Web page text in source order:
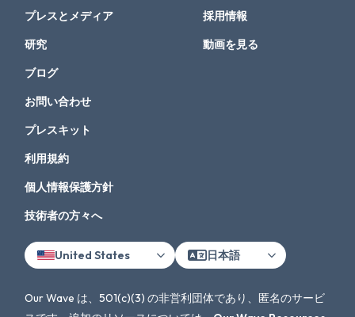
プレスとメディア
研究
採用情報
動画を見る
ブログ
お問い合わせ
プレスキット
利用規約
個人情報保護方針
技術者の方々へ
United States 日本語
Our Wave は、501(c)(3) の非営利団体であり、匿名のサービ